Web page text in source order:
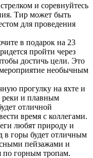
и соревнуйтесь
Тир может быть
для проведения
в подарок на 23
пройти через
достичь цели. Это
необычным
прогулку на яхте и
реки и плавным
отличной
время с коллегами.
любят природу и
в горы будет отличным
пейзажами и
по горным тропам.